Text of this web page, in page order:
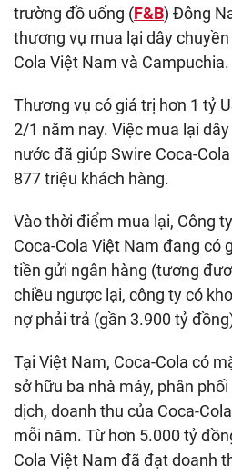
trường đồ uống (F&B) Đông
thương vụ mua lại dây
Cola Việt Nam và Campuchia.
Thương vụ có giá trị hơn 1 tỷ
2/1 năm nay. Việc mua lại
nước đã giúp Swire Coca-
877 triệu khách hàng.
Vào thời điểm mua lại, Công
Coca-Cola Việt Nam đang có
tiền gửi ngân hàng (tương
chiều ngược lại, công ty có
nợ phải trả (gần 3.900 tỷ
Tại Việt Nam, Coca-Cola có
sở hữu ba nhà máy, phân
dịch, doanh thu của Coca-
mỗi năm. Từ hơn 5.000 tỷ
Cola Việt Nam đã đạt doanh